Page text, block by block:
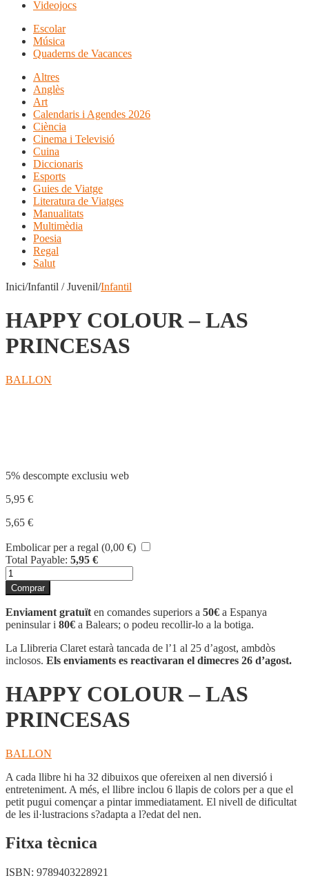
Videojocs
Escolar
Música
Quaderns de Vacances
Altres
Anglès
Art
Calendaris i Agendes 2026
Ciència
Cinema i Televisió
Cuina
Diccionaris
Esports
Guies de Viatge
Literatura de Viatges
Manualitats
Multimèdia
Poesia
Regal
Salut
Inici/Infantil / Juvenil/Infantil
HAPPY COLOUR – LAS
PRINCESAS
BALLON
5% descompte exclusiu web
5,95 €
5,65 €
Embolicar per a regal (0,00 €)
Total Payable: 5,95 €
quantitat
de
HAPPY
COLOUR
-
LAS
PRINCESAS
Comprar
Enviament gratuït en comandes superiors a 50€ a Espanya
peninsular i 80€ a Balears; o podeu recollir-lo a la botiga.
La Llibreria Claret estarà tancada de l’1 al 25 d’agost, ambdòs
inclosos. Els enviaments es reactivaran el dimecres 26 d’agost.
HAPPY COLOUR – LAS
PRINCESAS
BALLON
A cada llibre hi ha 32 dibuixos que ofereixen al nen diversió i
entreteniment. A més, el llibre inclou 6 llapis de colors per a que el
petit pugui començar a pintar immediatament. El nivell de dificultat
de les il·lustracions s?adapta a l?edat del nen.
Fitxa tècnica
ISBN: 9789403228921